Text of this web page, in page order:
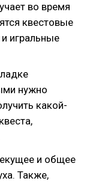
во время
квестовые
игральные
нужно
какой-
и общее
Также,